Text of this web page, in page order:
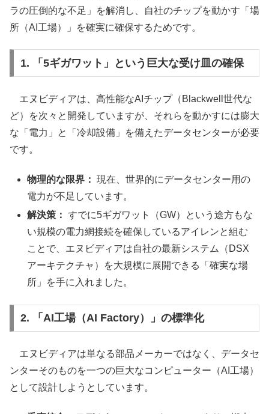
ラの圧倒的な不足」を解消し、自社のチップを動かす「場
所（AI工場）」を確実に確保するためです。
1. 「5ギガワット」という巨大な受け皿の確保
エヌビディアは、高性能なAIチップ（Blackwell世代な
ど）を次々と開発していますが、それらを動かすには膨大
な「電力」と「冷却設備」を備えたデータセンターが必要
です。
物理的な限界： 現在、世界的にデータセンター用の
電力が不足しています。
解決策： すでに5ギガワット（GW）という途方もな
い規模の電力網接続を確保しているアイレンと組む
ことで、エヌビディアは自社の最新システム（DSX
アーキテクチャ）を大規模に展開できる「確実な場
所」を手に入れました。
2. 「AI工場（AI Factory）」の標準化
エヌビディアは単なる部品メーカーではなく、データセ
ンターそのものを一つの巨大なコンピューター（AI工場）
として設計しようとしています。